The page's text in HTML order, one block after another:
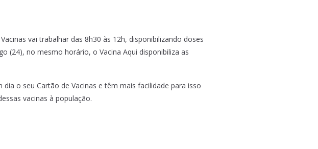
vai trabalhar das 8h30 às 12h, disponibilizando doses
(24), no mesmo horário, o Vacina Aqui disponibiliza as
o seu Cartão de Vacinas e têm mais facilidade para isso
vacinas à população.